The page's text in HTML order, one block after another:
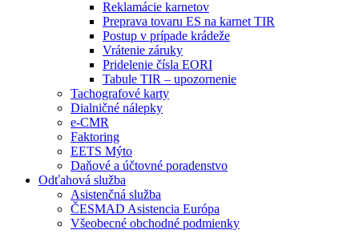
Reklamácie karnetov
Preprava tovaru ES na karnet TIR
Postup v prípade krádeže
Vrátenie záruky
Pridelenie čísla EORI
Tabule TIR – upozornenie
Tachografové karty
Dialničné nálepky
e-CMR
Faktoring
EETS Mýto
Daňové a účtovné poradenstvo
Odťahová služba
Asistenčná služba
ČESMAD Asistencia Európa
Všeobecné obchodné podmienky